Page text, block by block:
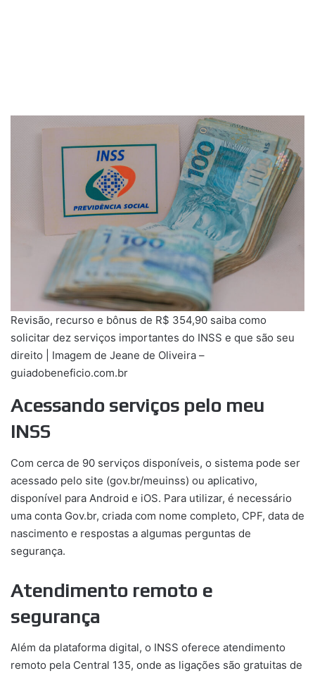
Revisão, recurso e bônus de R$ 354,90 saiba como
solicitar dez serviços importantes do INSS e que são seu
direito | Imagem de Jeane de Oliveira –
guiadobeneficio.com.br
Acessando serviços pelo meu
INSS
Com cerca de 90 serviços disponíveis, o sistema pode ser
acessado pelo site (gov.br/meuinss) ou aplicativo,
disponível para Android e iOS. Para utilizar, é necessário
uma conta Gov.br, criada com nome completo, CPF, data de
nascimento e respostas a algumas perguntas de
segurança.
Atendimento remoto e
segurança
Além da plataforma digital, o INSS oferece atendimento
remoto pela Central 135, onde as ligações são gratuitas de